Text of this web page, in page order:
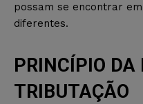
possam se encontrar
diferentes.
PRINCÍPIO
TRIBUTAÇÃO